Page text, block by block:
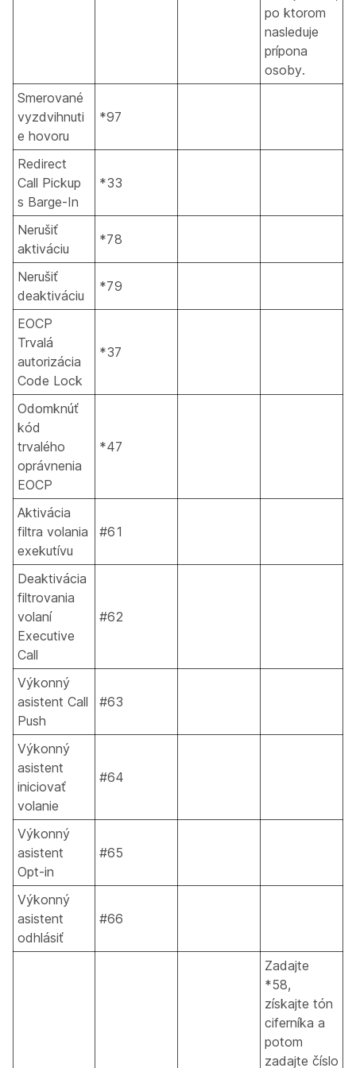
po ktorom
nasleduje
prípona
osoby.
Smerované
vyzdvihnuti
e hovoru
*97
Redirect
Call Pickup
s Barge-In
*33
Nerušiť
aktiváciu
*78
Nerušiť
deaktiváciu
*79
EOCP
Trvalá
autorizácia
Code Lock
*37
Odomknúť
kód
trvalého
oprávnenia
EOCP
*47
Aktivácia
filtra volania
exekutívu
#61
Deaktivácia
filtrovania
volaní
Executive
Call
#62
Výkonný
asistent Call
Push
#63
Výkonný
asistent
iniciovať
volanie
#64
Výkonný
asistent
Opt-in
#65
Výkonný
asistent
odhlásiť
#66
Zadajte
*58,
získajte tón
ciferníka a
potom
zadajte číslo